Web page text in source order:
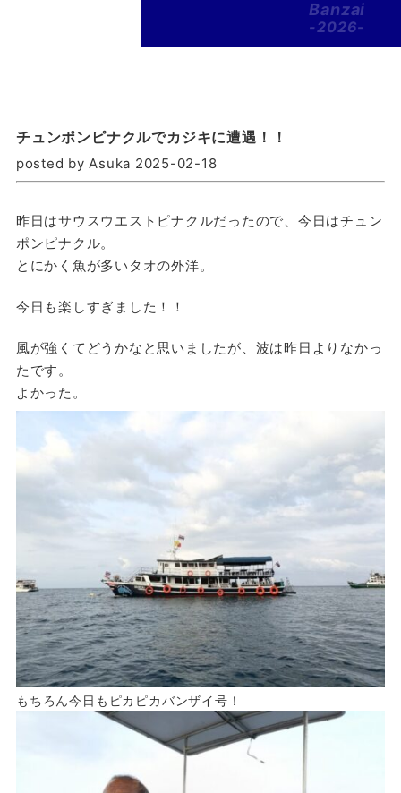
Banzai
-2026-
チュンポンピナクルでカジキに遭遇！！
posted by Asuka 2025-02-18
昨日はサウスウエストピナクルだったので、今日はチュン
ポンピナクル。
とにかく魚が多いタオの外洋。
今日も楽しすぎました！！
風が強くてどうかなと思いましたが、波は昨日よりなかっ
たです。
よかった。
もちろん今日もピカピカバンザイ号！